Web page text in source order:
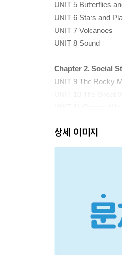
UNIT 5 Butterflies
UNIT 6 Stars and
UNIT 7 Volcanoes
UNIT 8 Sound
Chapter 2. Social
UNIT 9 The Rocky
UNIT 11 George
UNIT 13 Immigrants
UNIT 14 The Civil
Chapter 3.
UNIT 17 The Ten
UNIT 18 Tikki Tikki
상세 이미지